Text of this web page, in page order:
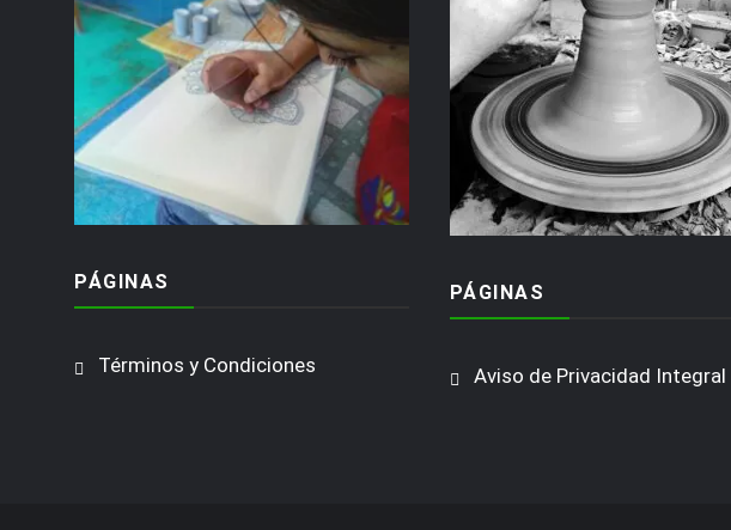
PÁGINAS
Términos y Condiciones
PÁGINAS
Aviso de Privacidad Integral